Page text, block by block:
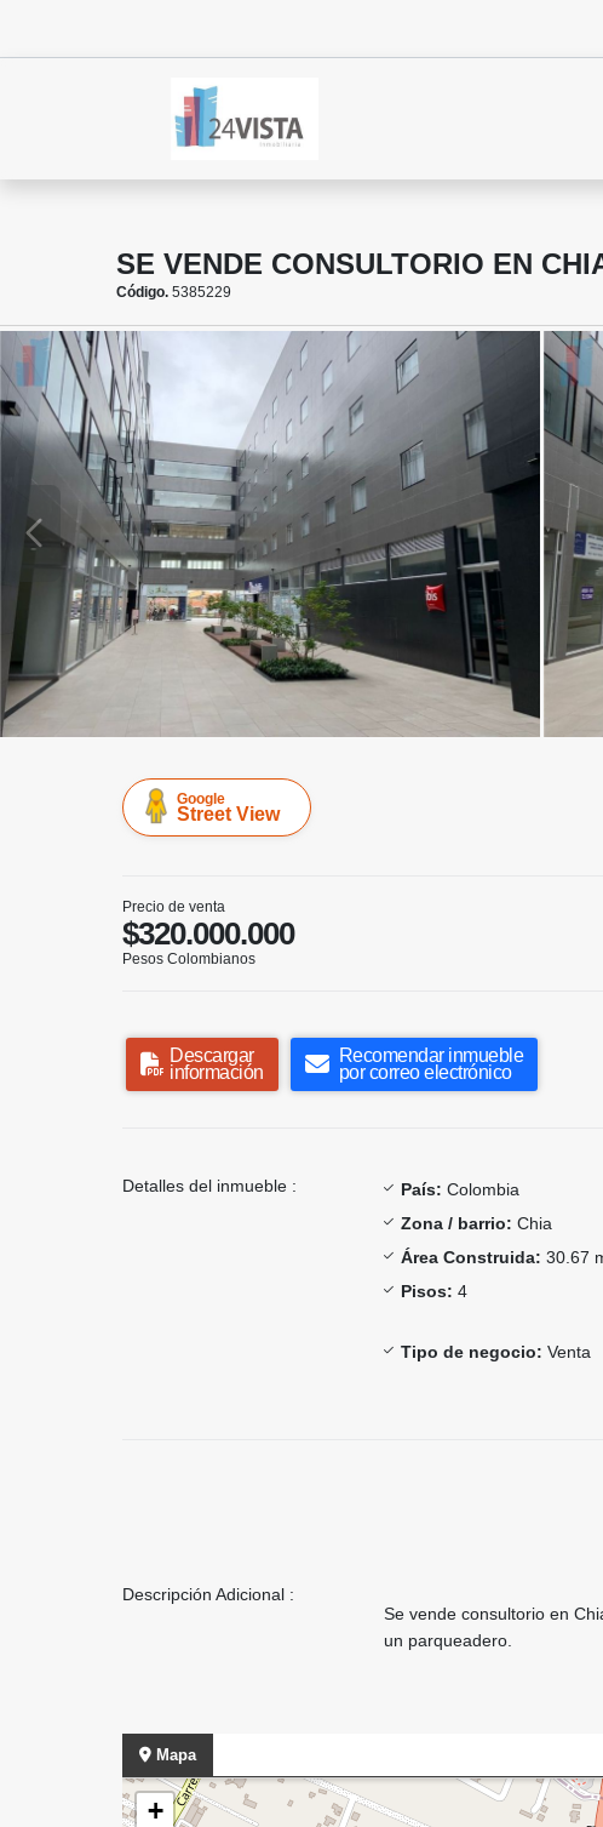
SE VENDE CONSULTORIO EN
Código. 5385229
Google
Street View
Precio de venta
$320.000.000
Pesos Colombianos
Descargar
información
Recomendar inmueble
por correo electrónico
Detalles del inmueble : País: Colombia
Zona / barrio: Chia
Área Construida: 30.67
Pisos: 4
Tipo de negocio: Venta
Descripción Adicional :
Se vende consultorio en
un parqueadero.
Mapa
+